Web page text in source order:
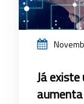
Já